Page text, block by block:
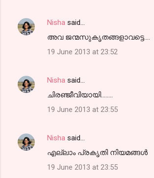
Nisha said…
അവ ജന്മസുകൃതങ്ങളാവട്ടെ....
19 June 2013 at 23:52
Nisha said…
ചിരഞ്ജീവിയായി........
19 June 2013 at 23:55
Nisha said…
എല്ലാം പ്രകൃതി നിയമങ്ങള്‍
19 June 2013 at 23:55